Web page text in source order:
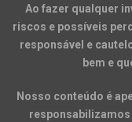
Ao fazer qualquer
riscos e possíveis
responsável e
bem e
Nosso conteúdo é